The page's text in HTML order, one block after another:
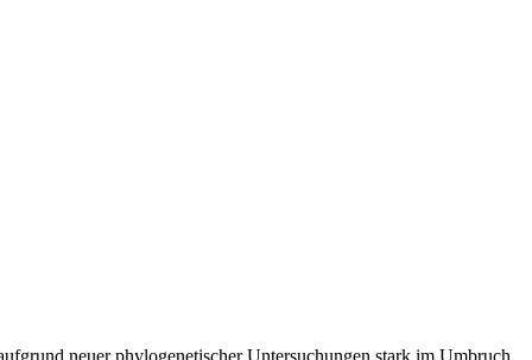
neuer phylogenetischer Untersuchungen stark im Umbruch.